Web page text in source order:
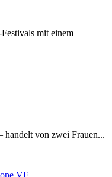
mit einem
von zwei Frauen...